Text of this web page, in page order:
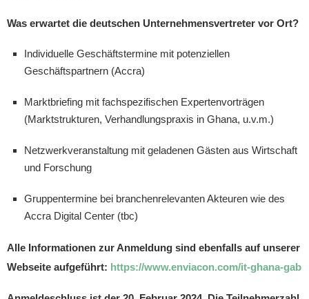
Was erwartet die deutschen Unternehmensvertreter vor Ort?
Individuelle Geschäftstermine mit potenziellen
Geschäftspartnern (Accra)
Marktbriefing mit fachspezifischen Expertenvorträgen
(Marktstrukturen, Verhandlungspraxis in Ghana, u.v.m.)
Netzwerkveranstaltung mit geladenen Gästen aus Wirtschaft
und Forschung
Gruppentermine bei branchenrelevanten Akteuren wie des
Accra Digital Center (tbc)
Alle Informationen zur Anmeldung sind ebenfalls auf unserer
Webseite aufgeführt: https://www.enviacon.com/it-ghana-gab